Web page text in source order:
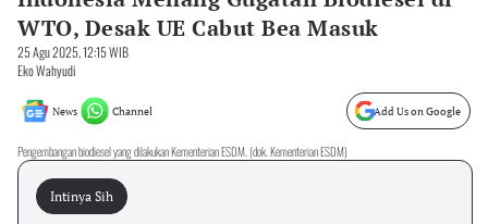
WTO, Desak UE Cabut Bea Masuk
25 Agu 2025, 12:15 WIB
Eko Wahyudi
News Channel Add Us on Google
Pengembangan biodiesel yang dilakukan Kementerian ESDM. (dok. Kementerian ESDM)
Intinya Sih